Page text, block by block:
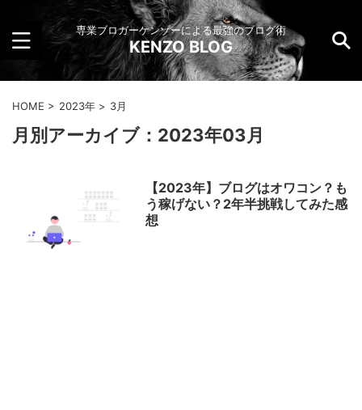
専業ブロガーケンゾーによる最強のブログ術
KENZO BLOG
HOME > 2023年 > 3月
月別アーカイブ：2023年03月
【2023年】ブログはオワコン？も
う稼げない？2年半挑戦してみた感
想